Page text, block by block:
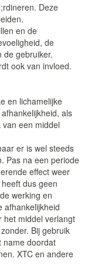
Deze
en de
de
de gebruiker.
ook van invloed.
en lichamelijke
als
een middel
er is wel steeds
Pas na een periode
effect weer
dus geen
werking en
afhankelijkheid
het middel verlangt
Bij gebruik
name doordat
XTC en andere